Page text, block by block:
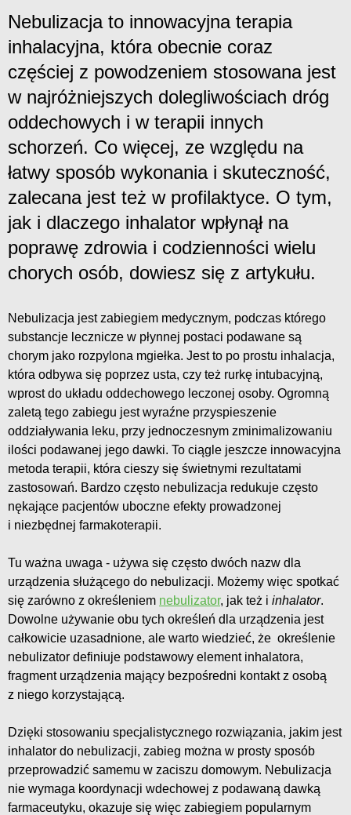
Nebulizacja to innowacyjna terapia
inhalacyjna, która obecnie coraz
częściej z powodzeniem stosowana jest
w najróżniejszych dolegliwościach dróg
oddechowych i w terapii innych
schorzeń. Co więcej, ze względu na
łatwy sposób wykonania i skuteczność,
zalecana jest też w profilaktyce. O tym,
jak i dlaczego inhalator wpłynął na
poprawę zdrowia i codzienności wielu
chorych osób, dowiesz się z artykułu.
Nebulizacja jest zabiegiem medycznym, podczas którego
substancje lecznicze w płynnej postaci podawane są
chorym jako rozpylona mgiełka. Jest to po prostu inhalacja,
która odbywa się poprzez usta, czy też rurkę intubacyjną,
wprost do układu oddechowego leczonej osoby. Ogromną
zaletą tego zabiegu jest wyraźne przyspieszenie
oddziaływania leku, przy jednoczesnym zminimalizowaniu
ilości podawanej jego dawki. To ciągle jeszcze innowacyjna
metoda terapii, która cieszy się świetnymi rezultatami
zastosowań. Bardzo często nebulizacja redukuje często
nękające pacjentów uboczne efekty prowadzonej
i niezbędnej farmakoterapii.
Tu ważna uwaga - używa się często dwóch nazw dla
urządzenia służącego do nebulizacji. Możemy więc spotkać
się zarówno z określeniem nebulizator, jak też i inhalator.
Dowolne używanie obu tych określeń dla urządzenia jest
całkowicie uzasadnione, ale warto wiedzieć, że określenie
nebulizator definiuje podstawowy element inhalatora,
fragment urządzenia mający bezpośredni kontakt z osobą
z niego korzystającą.
Dzięki stosowaniu specjalistycznego rozwiązania, jakim jest
inhalator do nebulizacji, zabieg można w prosty sposób
przeprowadzić samemu w zaciszu domowym. Nebulizacja
nie wymaga koordynacji wdechowej z podawaną dawką
farmaceutyku, okazuje się więc zabiegiem popularnym